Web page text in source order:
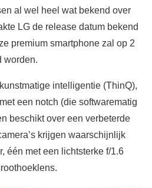
al wel heel wat bekend over
LG de release datum bekend
premium smartphone zal op 2
worden.
intelligentie (ThinQ),
een notch (die softwarematig
beschikt over een verbeterde
krijgen waarschijnlijk
één met een lichtsterke f/1.6